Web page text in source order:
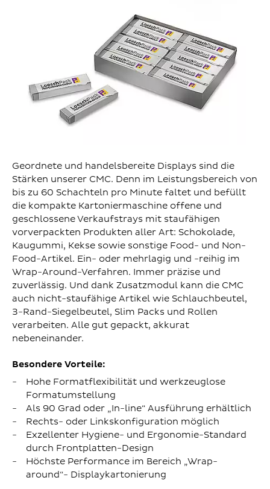
Geordnete und handelsbereite Displays sind die
Stärken unserer CMC. Denn im Leistungsbereich von
bis zu 60 Schachteln pro Minute faltet und befüllt
die kompakte Kartoniermaschine offene und
geschlossene Verkaufstrays mit staufähigen
vorverpackten Produkten aller Art: Schokolade,
Kaugummi, Kekse sowie sonstige Food- und Non-
Food-Artikel. Ein- oder mehrlagig und -reihig im
Wrap-Around-Verfahren. Immer präzise und
zuverlässig. Und dank Zusatzmodul kann die CMC
auch nicht-staufähige Artikel wie Schlauchbeutel,
3-Rand-Siegelbeutel, Slim Packs und Rollen
verarbeiten. Alle gut gepackt, akkurat
nebeneinander.
Besondere Vorteile:
Hohe Formatflexibilität und werkzeuglose
Formatumstellung
Als 90 Grad oder „In-line“ Ausführung erhältlich
Rechts- oder Linkskonfiguration möglich
Exzellenter Hygiene- und Ergonomie-Standard
durch Frontplatten-Design
Höchste Performance im Bereich „Wrap-
around“- Displaykartonierung